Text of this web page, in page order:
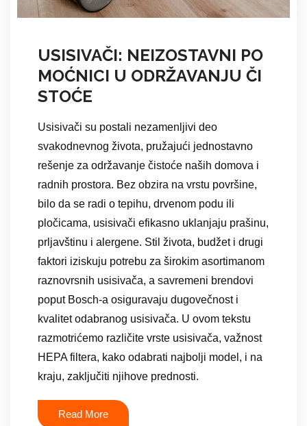
USISIVAČI: NEIZOSTAVNI PO
MOĆNICI U ODRŽAVANJU ČI
STOĆE
Usisivači su postali nezamenljivi deo
svakodnevnog života, pružajući jednostavno
rešenje za održavanje čistoće naših domova i
radnih prostora. Bez obzira na vrstu površine,
bilo da se radi o tepihu, drvenom podu ili
pločicama, usisivači efikasno uklanjaju prašinu,
prljavštinu i alergene. Stil života, budžet i drugi
faktori iziskuju potrebu za širokim asortimanom
raznovrsnih usisivača, a savremeni brendovi
poput Bosch-a osiguravaju dugovečnost i
kvalitet odabranog usisivača. U ovom tekstu
razmotrićemo različite vrste usisivača, važnost
HEPA filtera, kako odabrati najbolji model, i na
kraju, zaključiti njihove prednosti.
Read More